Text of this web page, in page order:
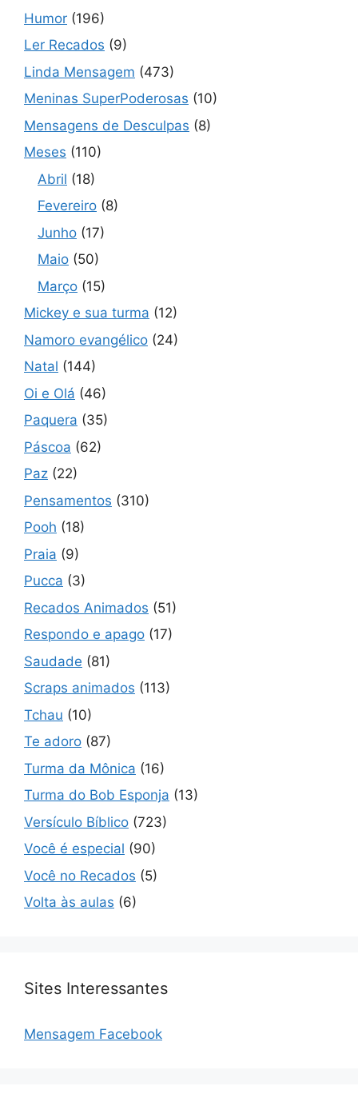
Humor (196)
Ler Recados (9)
Linda Mensagem (473)
Meninas SuperPoderosas (10)
Mensagens de Desculpas (8)
Meses (110)
Abril (18)
Fevereiro (8)
Junho (17)
Maio (50)
Março (15)
Mickey e sua turma (12)
Namoro evangélico (24)
Natal (144)
Oi e Olá (46)
Paquera (35)
Páscoa (62)
Paz (22)
Pensamentos (310)
Pooh (18)
Praia (9)
Pucca (3)
Recados Animados (51)
Respondo e apago (17)
Saudade (81)
Scraps animados (113)
Tchau (10)
Te adoro (87)
Turma da Mônica (16)
Turma do Bob Esponja (13)
Versículo Bíblico (723)
Você é especial (90)
Você no Recados (5)
Volta às aulas (6)
Sites Interessantes
Mensagem Facebook